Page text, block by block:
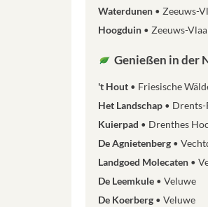
Waterdunen
Zeeuws-
Hoogduin
Zeeuws-
Genießen in der
't Hout
Friesische
Het Landschap
Drents-
Kuierpad
Drenthes
De Agnietenberg
Landgoed Molecaten
De Leemkule
Veluwe
De Koerberg
Veluwe